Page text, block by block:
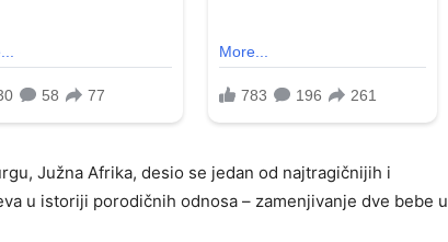
Južna Afrika, desio se jedan od najtragičnijih i
u istoriji porodičnih odnosa – zamenjivanje dve bebe u